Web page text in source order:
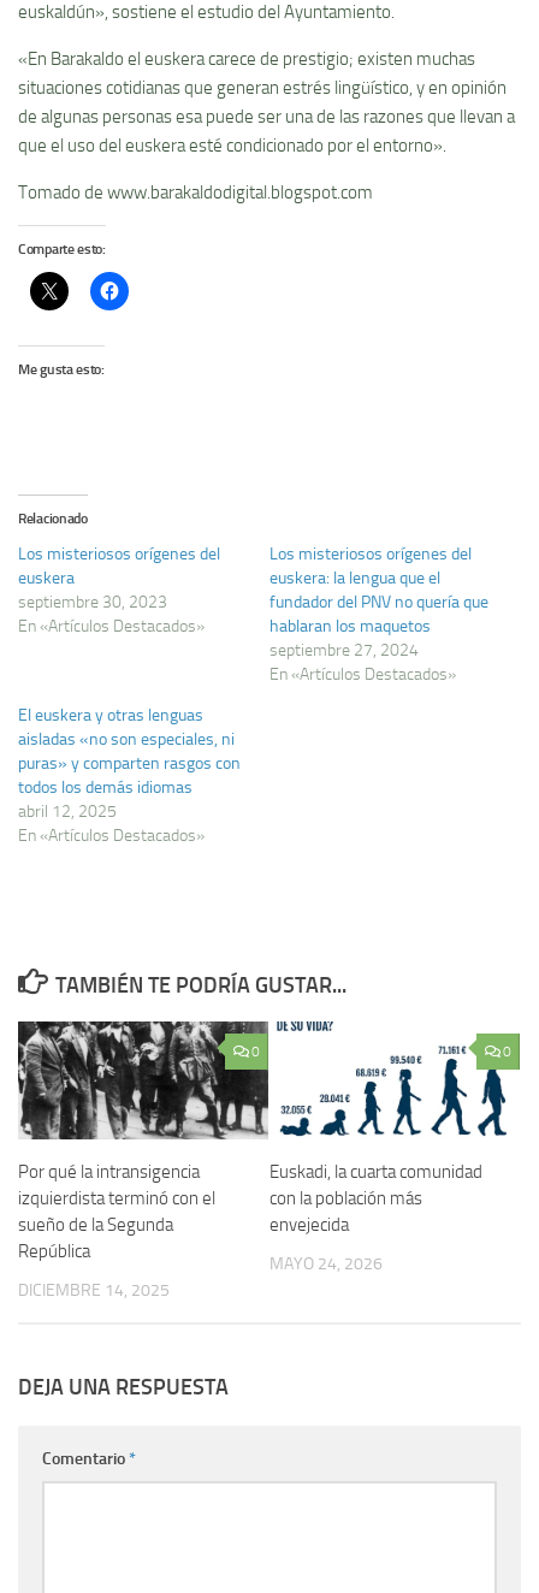
euskaldún», sostiene el estudio del Ayuntamiento.
«En Barakaldo el euskera carece de prestigio; existen muchas
situaciones cotidianas que generan estrés lingüístico, y en opinión
de algunas personas esa puede ser una de las razones que llevan a
que el uso del euskera esté condicionado por el entorno».
Tomado de www.barakaldodigital.blogspot.com
Comparte esto:
Me gusta esto:
Relacionado
Los misteriosos orígenes del
euskera
septiembre 30, 2023
En «Artículos Destacados»
Los misteriosos orígenes del
euskera: la lengua que el
fundador del PNV no quería que
hablaran los maquetos
septiembre 27, 2024
En «Artículos Destacados»
El euskera y otras lenguas
aisladas «no son especiales, ni
puras» y comparten rasgos con
todos los demás idiomas
abril 12, 2025
En «Artículos Destacados»
TAMBIÉN TE PODRÍA GUSTAR...
0
Por qué la intransigencia
izquierdista terminó con el
sueño de la Segunda
República
DICIEMBRE 14, 2025
0
Euskadi, la cuarta comunidad
con la población más
envejecida
MAYO 24, 2026
DEJA UNA RESPUESTA
Comentario*